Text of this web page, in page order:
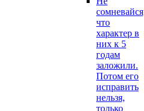
что
характер в
них к 5
годам
заложили.
Потом его
исправить
нельзя,
только